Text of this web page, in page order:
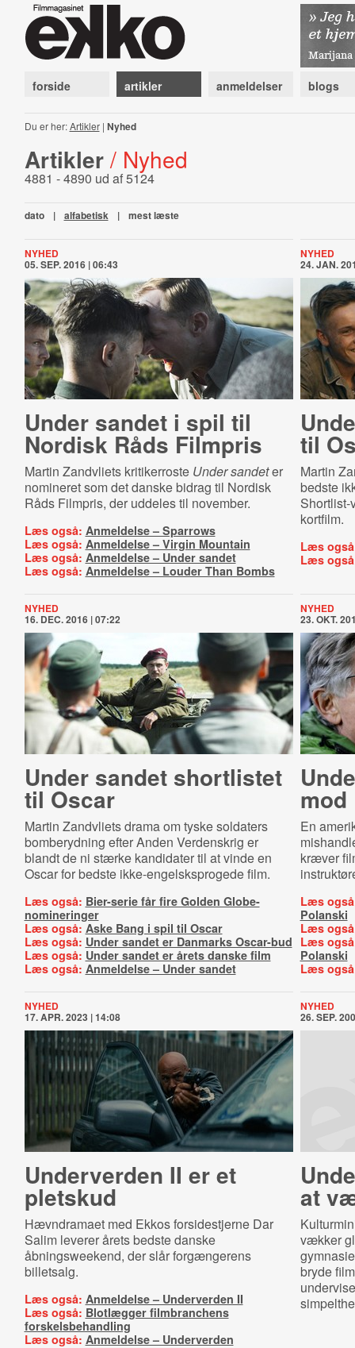
forside artikler anmeldelser blogs
Du er her:Artikler| Nyhed
Artikler / Nyhed
4881 - 4890 ud af 5124
dato | alfabetisk | mest læste
NYHED
05. SEP. 2016 | 06:43
Under sandet i spil til
Nordisk Råds Filmpris
Martin Zandvliets kritikerroste Under sandeter
nomineret som det danske bidrag til Nordisk
Råds Filmpris, der uddeles til november.
Læs også: Anmeldelse – Sparrows
Læs også: Anmeldelse – Virgin Mountain
Læs også: Anmeldelse – Under sandet
Læs også: Anmeldelse – Louder Than Bombs
NYHED
24. JAN.
til
Martin
bedste
Shortlist-
kortfilm.
Læs
Læs
NYHED
16. DEC. 2016 | 07:22
Under sandet shortlistet
til Oscar
Martin Zandvliets drama om tyske soldaters
bomberydning efter Anden Verdenskrig er
blandt de ni stærke kandidater til at vinde en
Oscar for bedste ikke-engelsksprogede film.
Læs også: Bier-serie får fire Golden Globe-
nomineringer
Læs også: Aske Bang i spil til Oscar
Læs også: Under sandet er Danmarks Oscar-bud
Læs også: Under sandet er årets danske film
Læs også: Anmeldelse – Under sandet
NYHED
23. OKT.
mod
En
kræver
Læs
Polanski
Læs
Læs
Polanski
Læs
NYHED
17. APR. 2023 | 14:08
Underverden II er et
pletskud
Hævndramaet med Ekkos forsidestjerne Dar
Salim leverer årets bedste danske
åbningsweekend, der slår forgængerens
billetsalg.
Læs også: Anmeldelse – Underverden II
Læs også: Blotlægger filmbranchens
forskelsbehandling
Læs også: Anmeldelse – Underverden
NYHED
26. SEP.
at
vækker
bryde